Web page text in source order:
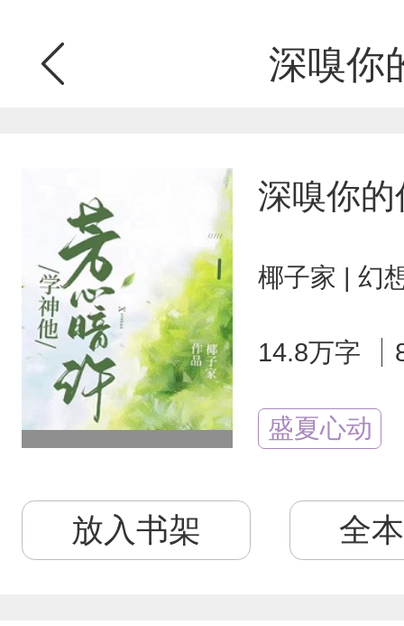
深嗅你
深嗅你
椰子家 | 幻
14.8万字
盛夏心动
放入书架 全